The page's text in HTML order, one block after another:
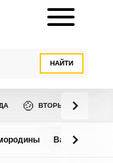
НАЙТИ
🍲 ВТОРЫЕ БЛЮДА
Варенье из